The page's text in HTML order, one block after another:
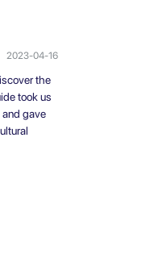
2023-04-16
the
took us
gave